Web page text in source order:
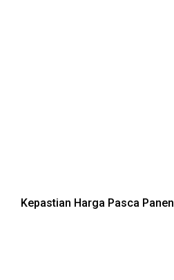
Kepastian Harga Pasca Panen